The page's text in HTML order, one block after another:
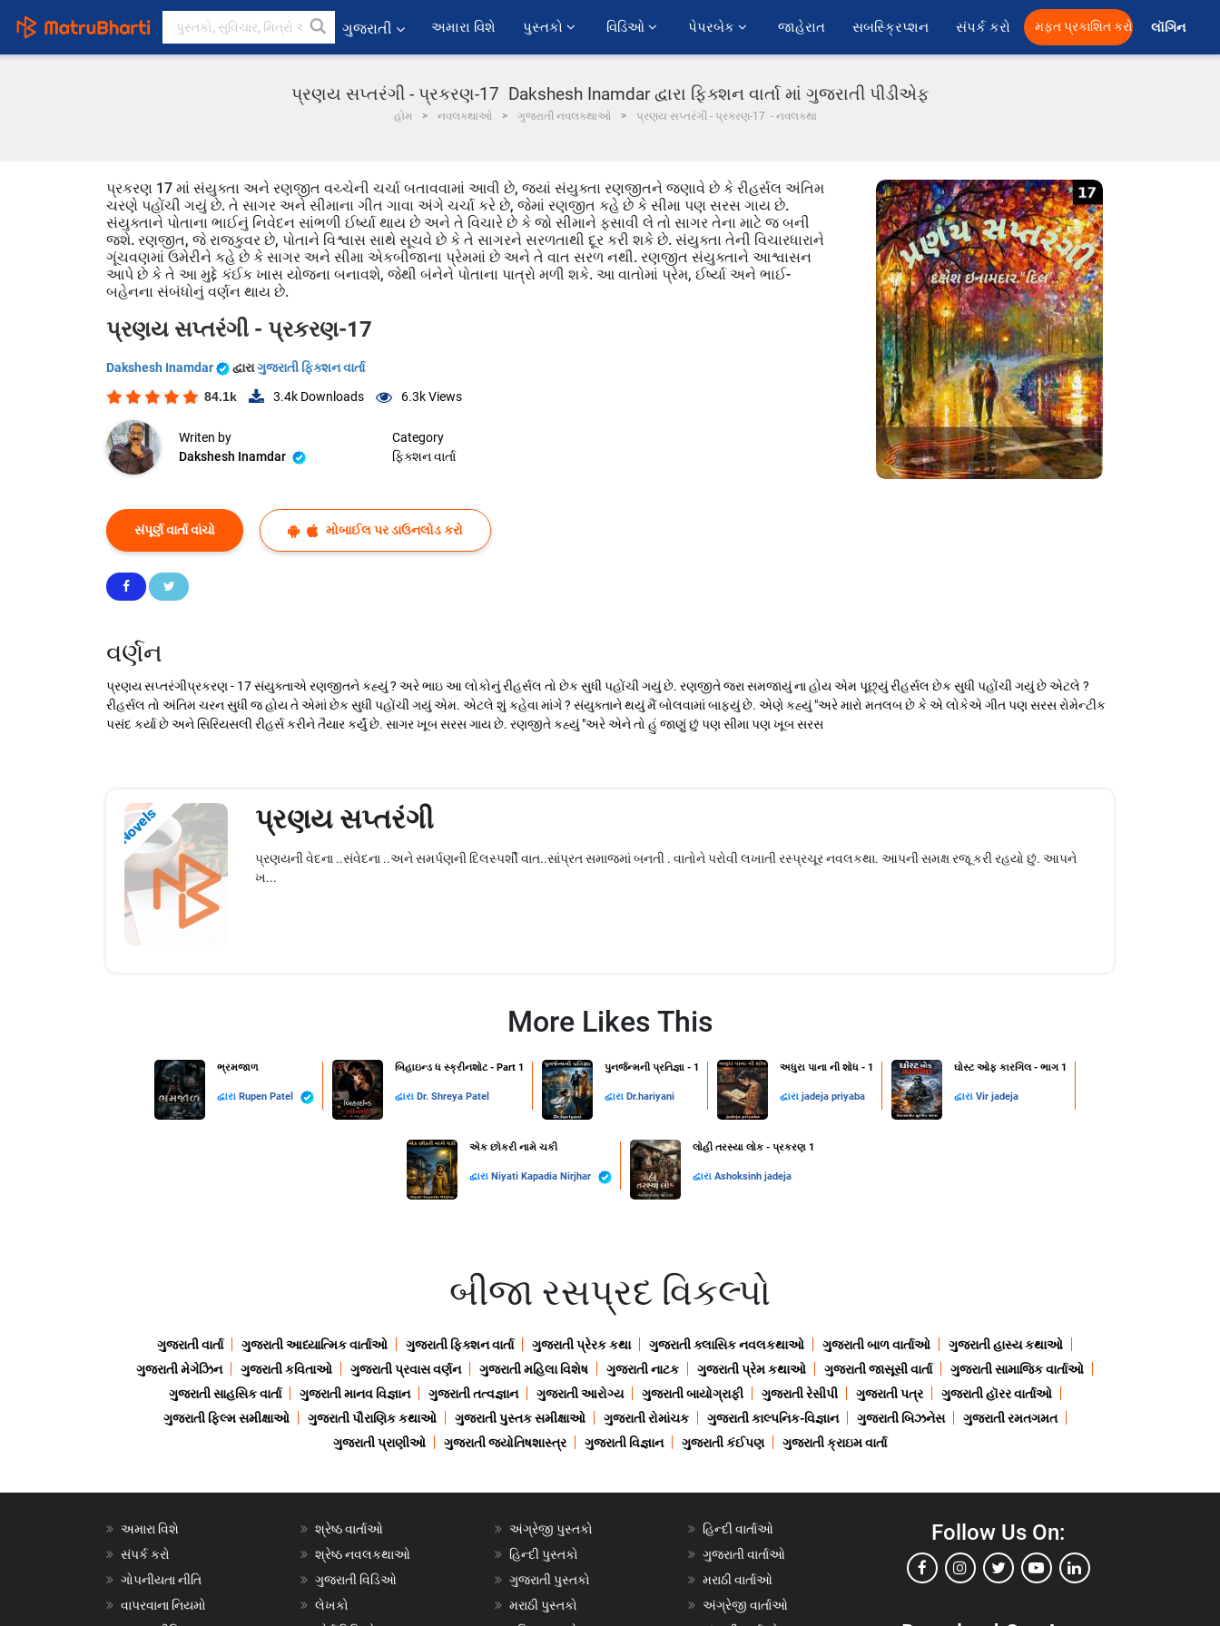
ગુજરાતી અમારા વિશે પુસ્તકો વિડિઓ પેપરબેક જાહેરાત સબસ્ક્રિપ્શન સંપર્ક કરો મફત પ્રકાશિત કરો લૉગિન
પ્રણય સપ્તરંગી - પ્રકરણ-17 Dakshesh Inamdar દ્વારા ફિક્શન વાર્તા માં ગુજરાતી પીડીએફ
હોમ નવલકથાઓ ગુજરાતી નવલકથાઓ પ્રણય સપ્તરંગી - પ્રકરણ-17 - નવલકથા
પ્રકરણ 17 માં સંયુક્તા અને રણજીત વચ્ચેની ચર્ચા બતાવવામાં આવી છે, જ્યાં સંયુક્તા રણજીતને જણાવે છે કે રીહર્સલ અંતિમ
ચરણે પહોંચી ગયું છે. તે સાગર અને સીમાના ગીત ગાવા અંગે ચર્ચા કરે છે, જેમાં રણજીત કહે છે કે સીમા પણ સરસ ગાય છે.
સંયુક્તાને પોતાના ભાઈનું નિવેદન સાંભળી ઈર્ષ્યા થાય છે અને તે વિચારે છે કે જો સીમાને ફસાવી લે તો સાગર તેના માટે જ બની
જશે. રણજીત, જે રાજકુવર છે, પોતાને વિશ્વાસ સાથે સૂચવે છે કે તે સાગરને સરળતાથી દૂર કરી શકે છે. સંયુક્તા તેની વિચારધારાને
ગૂંચવણમાં ઉમેરીને કહે છે કે સાગર અને સીમા એકબીજાના પ્રેમમાં છે અને તે વાત સરળ નથી. રણજીત સંયુક્તાને આશ્વાસન
આપે છે કે તે આ મુદ્દે કંઈક ખાસ યોજના બનાવશે, જેથી બંનેને પોતાના પાત્રો મળી શકે. આ વાતોમાં પ્રેમ, ઈર્ષ્યા અને ભાઈ-
બહેનના સંબંધોનું વર્ણન થાય છે.
પ્રણય સપ્તરંગી - પ્રકરણ-17
Dakshesh Inamdar દ્વારાગુજરાતી ફિક્શન વાર્તા
84.1k 3.4k Downloads 6.3kViews
Writen by
Dakshesh Inamdar
Category
ફિક્શન વાર્તા
સંપૂર્ણ વાર્તા વાંચો મોબાઈલ પર ડાઉનલોડ કરો
વર્ણન
પ્રણય સપ્તરંગીપ્રકરણ - 17 સંયુક્તાએ રણજીતને કહ્યું ? અરે ભાઇ આ લોકોનું રીહર્સલ તો છેક સુધી પહોંચી ગયું છે. રણજીતે જરા સમજાયું ના હોય એમ પૂછ્યું રીહર્સલ છેક સુધી પહોંચી ગયું છે એટલે ?
રીહર્સલ તો અંતિમ ચરન સુધી જ હોય તે એમાં છેક સુધી પહોંચી ગયું એમ. એટલે શું કહેવા માંગે ? સંયુક્તાને થયું મૈં બોલવામાં બાફ્યું છે. એણે કહ્યું "અરે મારો મતલબ છે કે એ લોકેએ ગીત પણ સરસ રોમેન્ટીક
પસંદ કર્યા છે અને સિરિયસલી રીહર્સ કરીને તૈયાર કર્યું છે. સાગર ખૂબ સરસ ગાય છે. રણજીતે કહ્યું "અરે એને તો હું જાણું છું પણ સીમા પણ ખૂબ સરસ
Novels પ્રણય સપ્તરંગી
પ્રણયની વેદના ..સંવેદના ..અને સમર્પણની દિલસ્પર્શી વાત..સાંપ્રત સમાજમાં બનતી . વાતોને પરોવી લખાતી રસ્પ્રચૂર નવલકથા. આપની સમક્ષ રજૂ કરી રહયો છું. આપને
ખ...
More Likes This
ભ્રમજાળ
દ્વારા Rupen Patel
બિહાઇન્ડ ધ સ્ક્રીનશોટ - Part 1
દ્વારા Dr. Shreya Patel
પુનર્જન્મની પ્રતિજ્ઞા - 1
દ્વારા Dr.hariyani
અધુરા પાના ની શોધ - 1
દ્વારા jadeja priyaba
ઘોસ્ટ ઓફ કારગિલ - ભાગ 1
દ્વારા Vir jadeja
એક છોકરી નામે ચકી
દ્વારા Niyati Kapadia Nirjhar
લોહી તરસ્યા લોક - પ્રકરણ 1
દ્વારા Ashoksinh jadeja
બીજા રસપ્રદ વિકલ્પો
ગુજરાતી વાર્તા ગુજરાતી આધ્યાત્મિક વાર્તાઓ ગુજરાતી ફિક્શન વાર્તા ગુજરાતી પ્રેરક કથા ગુજરાતી ક્લાસિક નવલકથાઓ ગુજરાતી બાળ વાર્તાઓ
ગુજરાતી હાસ્ય કથાઓ
ગુજરાતી મેગેઝિન
ગુજરાતી કવિતાઓ ગુજરાતી પ્રવાસ વર્ણન ગુજરાતી મહિલા વિશેષ ગુજરાતી નાટક ગુજરાતી પ્રેમ કથાઓ ગુજરાતી જાસૂસી વાર્તા
ગુજરાતી સામાજિક વાર્તાઓ
ગુજરાતી સાહસિક વાર્તા
ગુજરાતી માનવ વિજ્ઞાન ગુજરાતી તત્વજ્ઞાન ગુજરાતી આરોગ્ય ગુજરાતી બાયોગ્રાફી ગુજરાતી રેસીપી ગુજરાતી પત્ર
ગુજરાતી હૉરર વાર્તાઓ
ગુજરાતી ફિલ્મ સમીક્ષાઓ
ગુજરાતી પૌરાણિક કથાઓ ગુજરાતી પુસ્તક સમીક્ષાઓ ગુજરાતી રોમાંચક ગુજરાતી કાલ્પનિક-વિજ્ઞાન ગુજરાતી બિઝનેસ
ગુજરાતી રમતગમત
ગુજરાતી પ્રાણીઓ
ગુજરાતી જ્યોતિષશાસ્ત્ર ગુજરાતી વિજ્ઞાન ગુજરાતી કંઈપણ ગુજરાતી ક્રાઇમ વાર્તા
અમારા વિશે
સંપર્ક કરો
ગોપનીયતા નીતિ
વાપરવાના નિયમો
શ્રેષ્ઠ વાર્તાઓ
શ્રેષ્ઠ નવલકથાઓ
ગુજરાતી વિડિઓ
લેખકો
અંગ્રેજી પુસ્તકો
હિન્દી પુસ્તકો
ગુજરાતી પુસ્તકો
મરાઠી પુસ્તકો
હિન્દી વાર્તાઓ
ગુજરાતી વાર્તાઓ
મરાઠી વાર્તાઓ
અંગ્રેજી વાર્તાઓ
Follow Us On: